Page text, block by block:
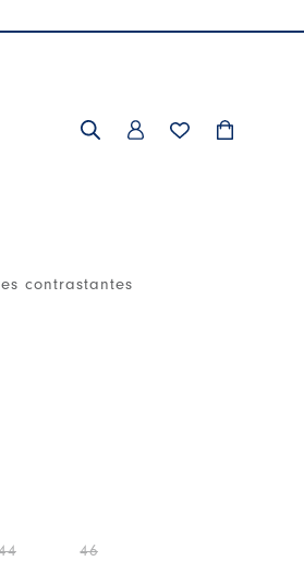
contrastantes
46